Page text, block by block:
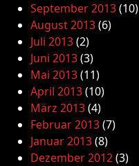
September 2013(10)
August 2013(6)
Juli 2013(2)
Juni 2013(3)
Mai 2013(11)
April 2013(10)
März 2013(4)
Februar 2013(7)
Januar 2013(8)
Dezember 2012(3)